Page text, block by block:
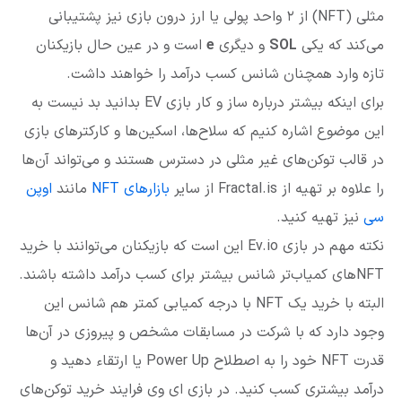
مثلی (NFT) از ۲ واحد پولی یا ارز درون بازی نیز پشتیبانی
می‌کند که یکی SOL و دیگری e است و در عین حال بازیکنان
تازه وارد همچنان شانس کسب درآمد را خواهند داشت.
برای اینکه بیشتر درباره ساز و کار بازی EV بدانید بد نیست به
این موضوع اشاره کنیم که سلاح‌ها، اسکین‌ها و کارکترهای بازی
در قالب توکن‌های غیر مثلی در دسترس هستند و می‌تواند آن‌ها
را علاوه بر تهیه از Fractal.is از سایر
بازارهای NFT مانند اوپن
سی نیز تهیه کنید.
نکته مهم در بازی Ev.io این است که بازیکنان می‌توانند با خرید
NFTهای کمیاب‌تر شانس بیشتر برای کسب درآمد داشته باشند.
البته با خرید یک NFT با درجه کمیابی کمتر هم شانس این
وجود دارد که با شرکت در مسابقات مشخص و پیروزی در آن‌ها
قدرت NFT خود را به اصطلاح Power Up یا ارتقاء دهید و
درآمد بیشتری کسب کنید. در بازی ای وی فرایند خرید توکن‌های